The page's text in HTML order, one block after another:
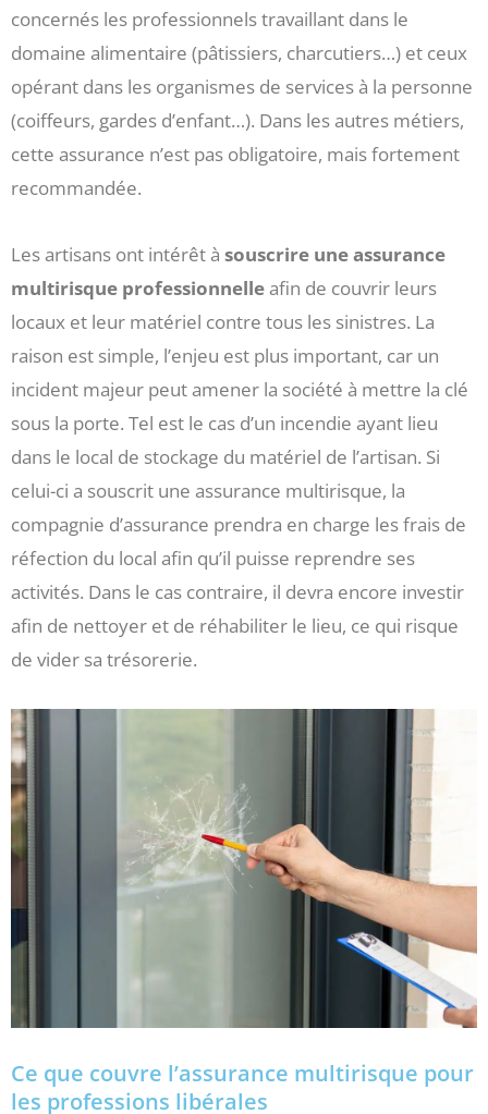
concernés les professionnels travaillant dans le
domaine alimentaire (pâtissiers, charcutiers…) et ceux
opérant dans les organismes de services à la personne
(coiffeurs, gardes d’enfant…). Dans les autres métiers,
cette assurance n’est pas obligatoire, mais fortement
recommandée.
Les artisans ont intérêt à souscrire une assurance
multirisque professionnelleafin de couvrir leurs
locaux et leur matériel contre tous les sinistres. La
raison est simple, l’enjeu est plus important, car un
incident majeur peut amener la société à mettre la clé
sous la porte. Tel est le cas d’un incendie ayant lieu
dans le local de stockage du matériel de l’artisan. Si
celui-ci a souscrit une assurance multirisque, la
compagnie d’assurance prendra en charge les frais de
réfection du local afin qu’il puisse reprendre ses
activités. Dans le cas contraire, il devra encore investir
afin de nettoyer et de réhabiliter le lieu, ce qui risque
de vider sa trésorerie.
Ce que couvre l’assurance multirisque pour
les professions libérales